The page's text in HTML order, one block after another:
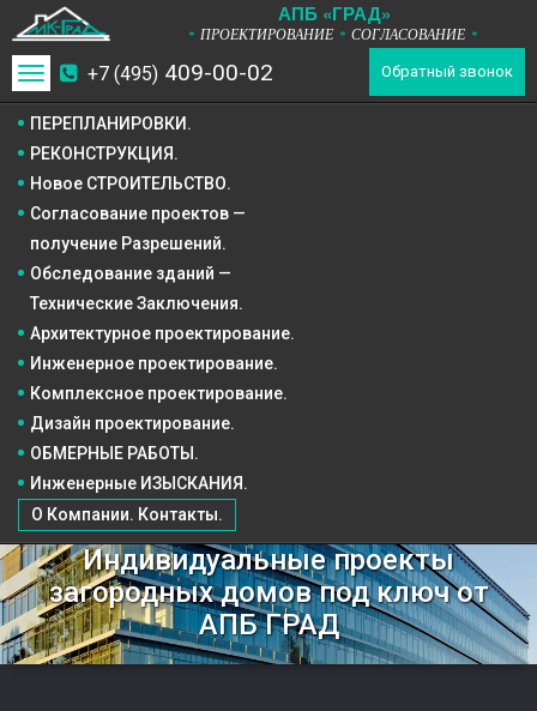
АПБ «ГРАД»
* ПРОЕКТИРОВАНИЕ * СОГЛАСОВАНИЕ *
+7 (495) 409-00-02 Обратный звонок
Toggle
navigation
ПЕРЕПЛАНИРОВКИ.
РЕКОНСТРУКЦИЯ.
Новое СТРОИТЕЛЬСТВО.
ОБМЕРНЫЕ РАБОТЫ.
Инженерные ИЗЫСКАНИЯ.
О Компании. Контакты.
Согласование проектов —
получение Разрешений.
Обследование зданий —
Технические Заключения.
Архитектурное проектирование.
Инженерное проектирование.
Комплексное проектирование.
Дизайн проектирование.
Индивидуальные проекты
загородных домов под ключ от
АПБ ГРАД